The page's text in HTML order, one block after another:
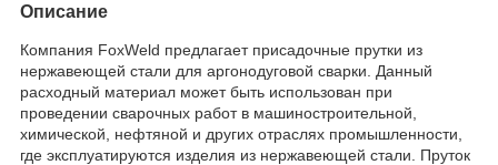
Описание
Компания FoxWeld предлагает присадочные прутки из
нержавеющей стали для аргонодуговой сварки. Данный
расходный материал может быть использован при
проведении сварочных работ в машиностроительной,
химической, нефтяной и других отраслях промышленности,
где эксплуатируются изделия из нержавеющей стали. Пруток